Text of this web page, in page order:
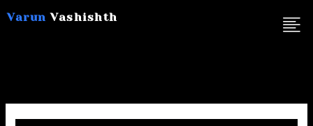
Varun Vashishth